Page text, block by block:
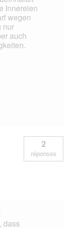
Innereien
wegen
nur
auch
2
réponses
dass